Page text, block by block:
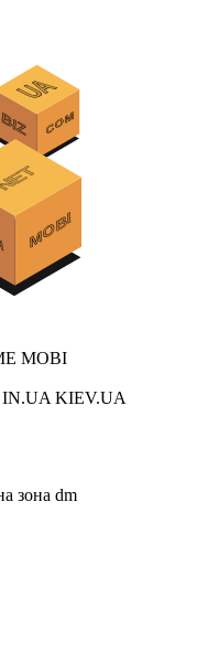
MOBI
KIEV.UA
зона dm